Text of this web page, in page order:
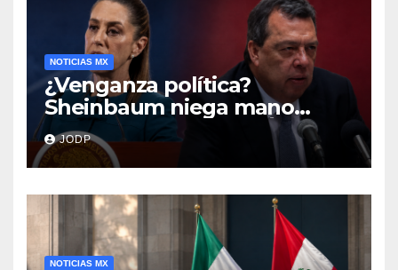
NOTICIAS MX
¿Venganza política?
Sheinbaum niega mano
negra en captura de Ángel
Aguirre
JODP
NOTICIAS MX